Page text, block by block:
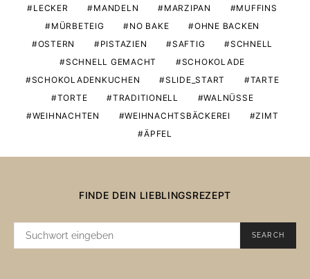
LECKER
MANDELN MARZIPAN
MUFFINS
MÜRBETEIG
NO BAKE
OHNE BACKEN
OSTERN
PISTAZIEN SAFTIG
SCHNELL
SCHNELL GEMACHT
SCHOKOLADE
SCHOKOLADENKUCHEN
SLIDE_START
TARTE
TORTE
TRADITIONELL
WALNÜSSE
WEIHNACHTEN
WEIHNACHTSBÄCKEREI
ZIMT
ÄPFEL
FINDE DEIN LIEBLINGSREZEPT
SUCHE
SEARCH